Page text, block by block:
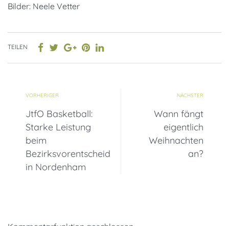
Bilder: Neele Vetter
TEILEN
VORHERIGER
JtfO Basketball:
Starke Leistung
beim
Bezirksvorentscheid
in Nordenham
NÄCHSTER
Wann fängt
eigentlich
Weihnachten
an?